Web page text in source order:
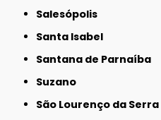
Salesópolis
Santa Isabel
Santana de Parnaíba
Suzano
São Lourenço da Serra